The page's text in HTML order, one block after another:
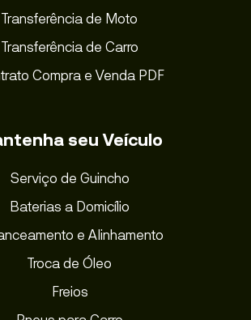
Transferência de Moto
Transferência de Carro
Compra e Venda PDF
seu Veículo
Serviço de Guincho
Baterias a Domicílio
e Alinhamento
Troca de Óleo
Freios